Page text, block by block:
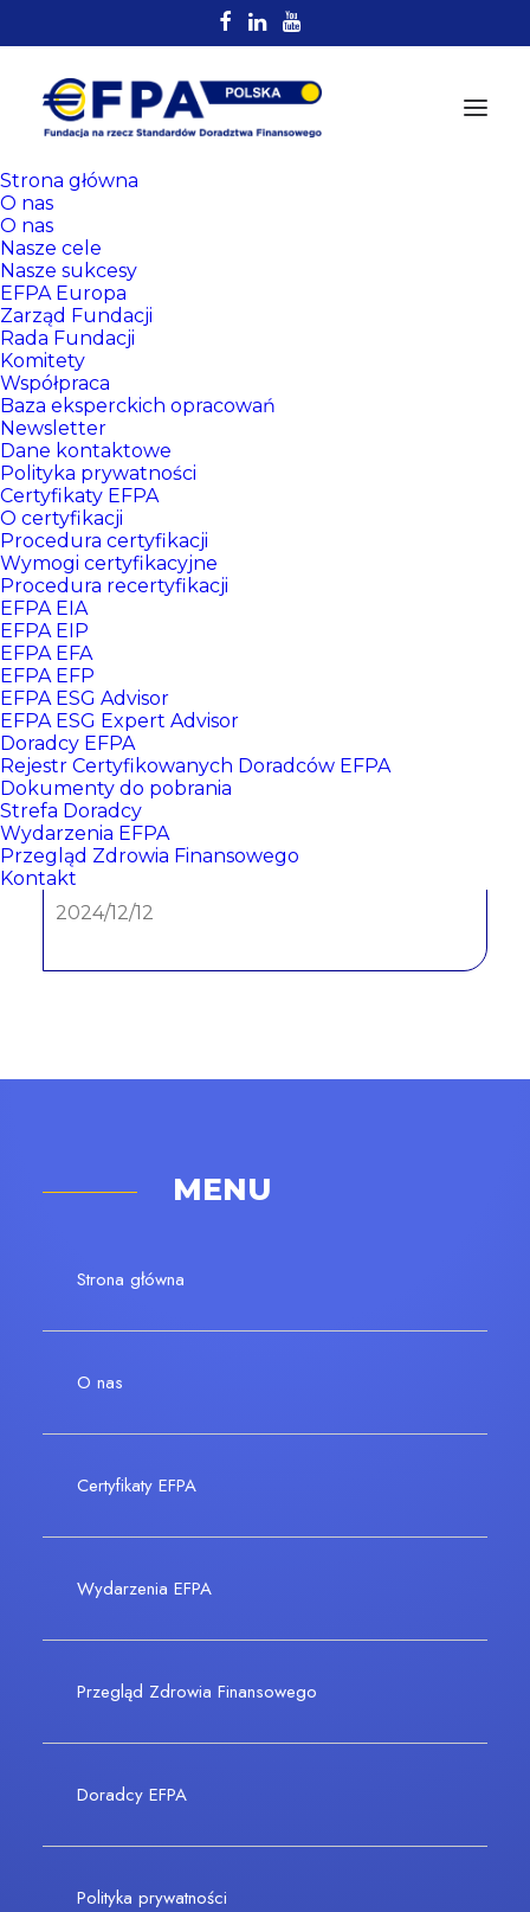
Strona główna
O nas
O nas
Nasze cele
Nasze sukcesy
EFPA Europa
Zarząd Fundacji
Rada Fundacji
Komitety
Współpraca
Baza eksperckich opracowań
Newsletter
Dane kontaktowe
Polityka prywatności
Certyfikaty EFPA
O certyfikacji
Procedura certyfikacji
Wymogi certyfikacyjne
Procedura recertyfikacji
EFPA EIA
EFPA EIP
EFPA EFA
EFPA EFP
EFPA ESG Advisor
EFPA ESG Expert Advisor
Doradcy EFPA
Rejestr Certyfikowanych Doradców EFPA
Dokumenty do pobrania
Strefa Doradcy
Wydarzenia EFPA
Przegląd Zdrowia Finansowego
Kontakt
Rejestr
Certyfikowanych
Doradców EFPA
Karolina Kurzętkowska
CERTYFIKATY:
EFPA ESG NR: 467
2024/12/12
MENU
Strona główna
O nas
Certyfikaty EFPA
Wydarzenia EFPA
Przegląd Zdrowia Finansowego
Doradcy EFPA
Polityka prywatności